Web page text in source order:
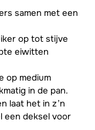
samen met een
op tot stijve
eiwitten
op medium
in de pan.
laat het in z’n
een deksel voor